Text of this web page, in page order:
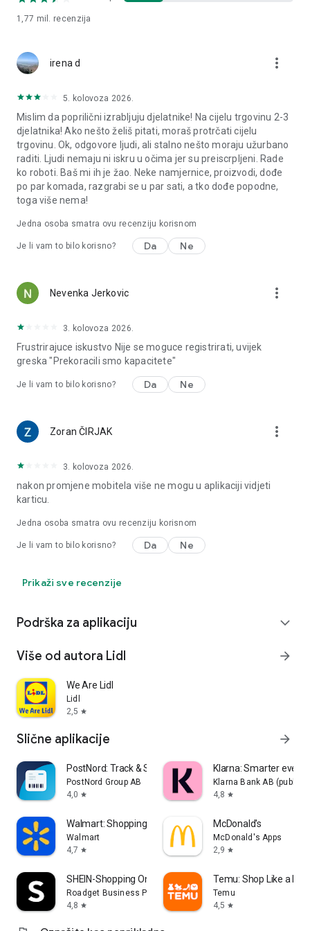
1,77 mil. recenzija
irena d more_vert
5. kolovoza 2026.
Mislim da poprilični izrabljuju djelatnike! Na cijelu trgovinu 2-3
djelatnika! Ako nešto želiš pitati, moraš protrčati cijelu
trgovinu. Ok, odgovore ljudi, ali stalno nešto moraju užurbano
raditi. Ljudi nemaju ni iskru u očima jer su preiscrpljeni. Rade
ko roboti. Baš mi ih je žao. Neke namjernice, proizvodi, dođe
po par komada, razgrabi se u par sati, a tko dođe popodne,
toga više nema!
Jedna osoba smatra ovu recenziju korisnom
Je li vam to bilo korisno? Da Ne
Nevenka Jerkovic more_vert
3. kolovoza 2026.
Frustrirajuce iskustvo Nije se moguce registrirati, uvijek
greska "Prekoracili smo kapacitete"
Je li vam to bilo korisno? Da Ne
Zoran ČIRJAK more_vert
3. kolovoza 2026.
nakon promjene mobitela više ne mogu u aplikaciji vidjeti
karticu.
Jedna osoba smatra ovu recenziju korisnom
Je li vam to bilo korisno? Da Ne
Prikaži sve recenzije
Podrška za aplikaciju expand_more
Više od autora Lidl arrow_forward
We Are Lidl
Lidl
2,5 star
Slične aplikacije arrow_forward
PostNord: Track & Send Parcels
PostNord Group AB
4,0 star
Klarna: Smarter
Klarna Bank AB (publ)
4,8 star
Walmart: Shopping & Savings
Walmart
4,7 star
McDonald's
McDonald's Apps
2,9 star
SHEIN-Shopping Online
Roadget Business PTE. LTD.
4,8 star
Temu: Shop Like a
Temu
4,5 star